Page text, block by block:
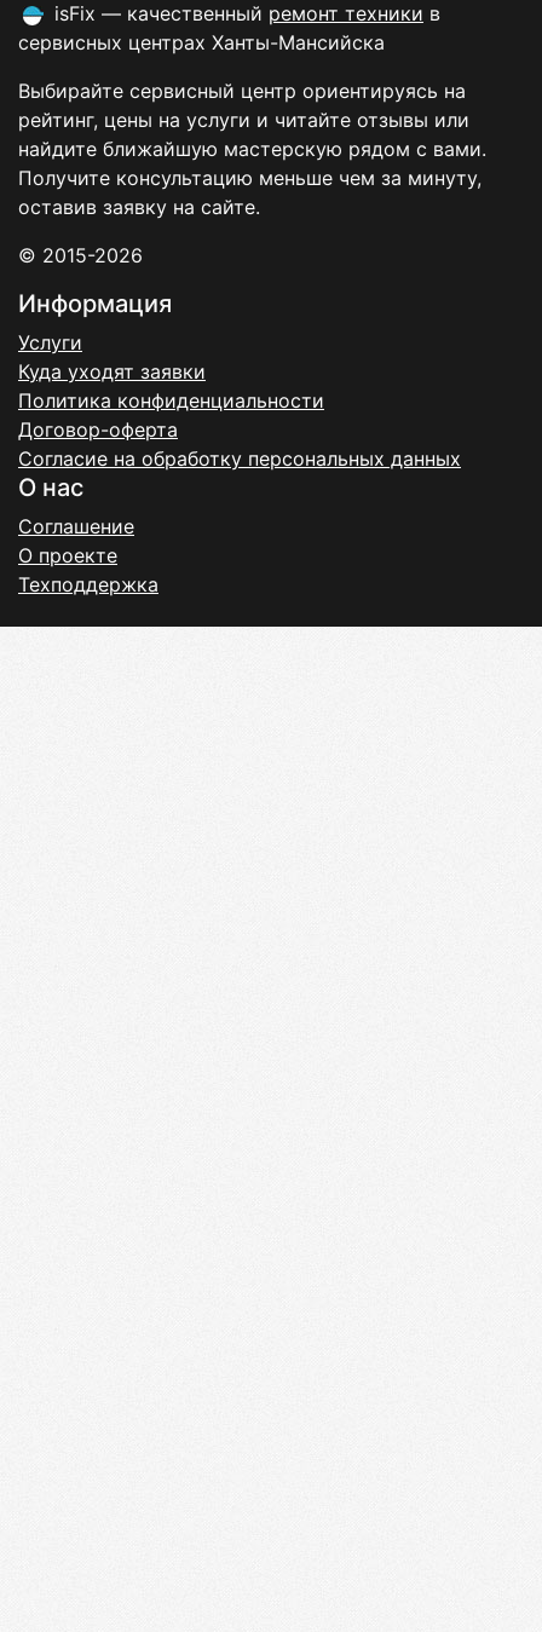
isFix — качественный ремонт техники в
сервисных центрах Ханты-Мансийска
Выбирайте сервисный центр ориентируясь на
рейтинг, цены на услуги и читайте отзывы или
найдите ближайшую мастерскую рядом с вами.
Получите консультацию меньше чем за минуту,
оставив заявку на сайте.
© 2015-2026
Информация
Услуги
Куда уходят заявки
Политика конфиденциальности
Договор-оферта
Согласие на обработку персональных данных
О нас
Соглашение
О проекте
Техподдержка